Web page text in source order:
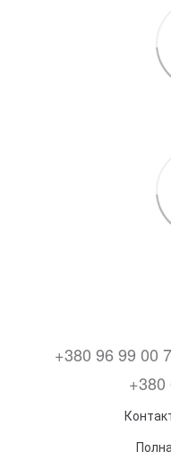
+380 96 99 00
+380